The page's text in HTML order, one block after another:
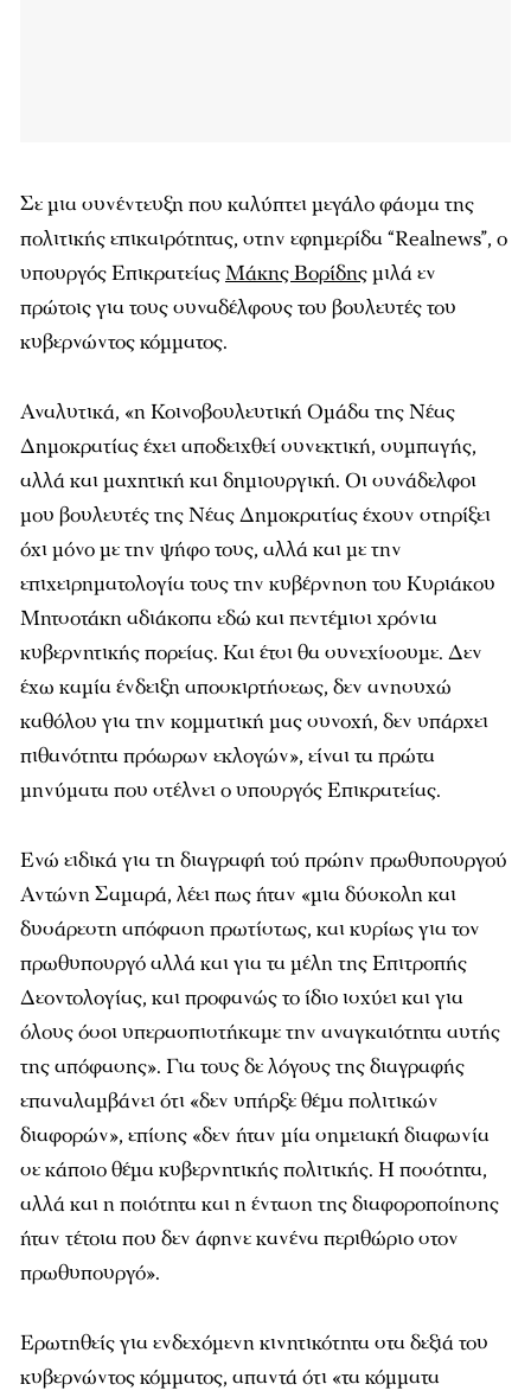
Σε μια συνέντευξη που καλύπτει μεγάλο φάσμα της
πολιτικής επικαιρότητας, στην εφημερίδα “Realnews”, ο
υπουργός ΕπικρατείαςΜάκης Βορίδηςμιλά εν
πρώτοις για τους συναδέλφους του βουλευτές του
κυβερνώντος κόμματος.
Αναλυτικά, «η Κοινοβουλευτική Ομάδα της Nέας
Δημοκρατίας έχει αποδειχθεί συνεκτική, συμπαγής,
αλλά και μαχητική και δημιουργική. Οι συνάδελφοι
μου βουλευτές της Nέας Δημοκρατίας έχουν στηρίξει
όχι μόνο με την ψήφο τους, αλλά και με την
επιχειρηματολογία τους την κυβέρνηση του Κυριάκου
Μητσοτάκη αδιάκοπα εδώ και πεντέμισι χρόνια
κυβερνητικής πορείας. Και έτσι θα συνεχίσουμε. Δεν
έχω καμία ένδειξη αποσκιρτήσεως, δεν ανησυχώ
καθόλου για την κομματική μας συνοχή, δεν υπάρχει
πιθανότητα πρόωρων εκλογών», είναι τα πρώτα
μηνύματα που στέλνει ο υπουργός Επικρατείας.
Ενώ ειδικά για τη διαγραφή τού πρώην πρωθυπουργού
Αντώνη Σαμαρά, λέει πως ήταν «μια δύσκολη και
δυσάρεστη απόφαση πρωτίστως, και κυρίως για τον
πρωθυπουργό αλλά και για τα μέλη της Επιτροπής
Δεοντολογίας, και προφανώς το ίδιο ισχύει και για
όλους όσοι υπερασπιστήκαμε την αναγκαιότητα αυτής
της απόφασης». Για τους δε λόγους της διαγραφής
επαναλαμβάνει ότι «δεν υπήρξε θέμα πολιτικών
διαφορών», επίσης «δεν ήταν μία σημειακή διαφωνία
σε κάποιο θέμα κυβερνητικής πολιτικής. Η ποσότητα,
αλλά και η ποιότητα και η ένταση της διαφοροποίησης
ήταν τέτοια που δεν άφηνε κανένα περιθώριο στον
πρωθυπουργό».
Ερωτηθείς για ενδεχόμενη κινητικότητα στα δεξιά του
κυβερνώντος κόμματος, απαντά ότι «τα κόμματα